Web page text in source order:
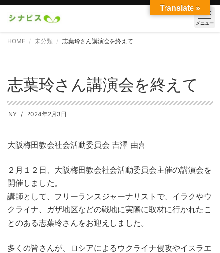
メニュー
HOME 未分類 志葉玲さん講演会を終えて
志葉玲さん講演会を終えて
NY 2024年2月3日
大阪梅田教会社会活動委員会 吉澤 由喜
２月１２日、大阪梅田教会社会活動委員会主催の講演会を
開催しました。
講師として、フリーランスジャーナリストで、イラクやウ
クライナ、ガザ地区などの戦地に実際に取材に行かれたこ
とのある志葉玲さんをお迎えしました。
多くの皆さんが、ロシアによるウクライナ侵攻やイスラエ
Translate »